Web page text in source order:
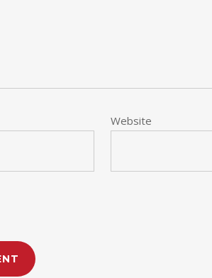
Website